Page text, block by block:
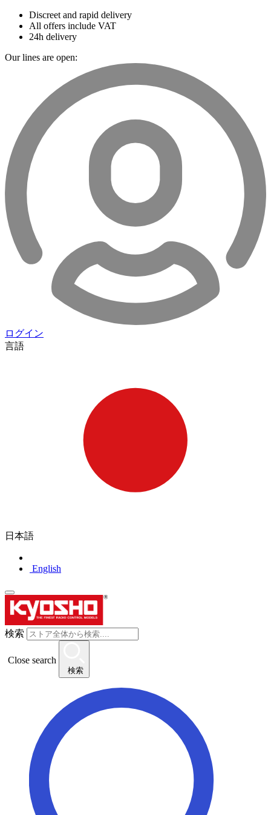
Discreet and rapid delivery
All offers include VAT
24h delivery
Our lines are open:
ログイン
言語
日本語
English
検索
Close search
検索